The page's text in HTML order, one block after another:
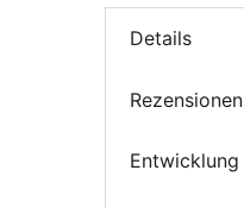
Details
Rezensionen
Entwicklung